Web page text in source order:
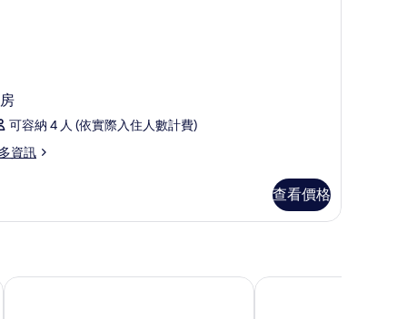
可容納 4 人 (依實際入住人數計費)
資訊
查看價格
芭達雅宜必思飯店 芭達雅 J 飯店